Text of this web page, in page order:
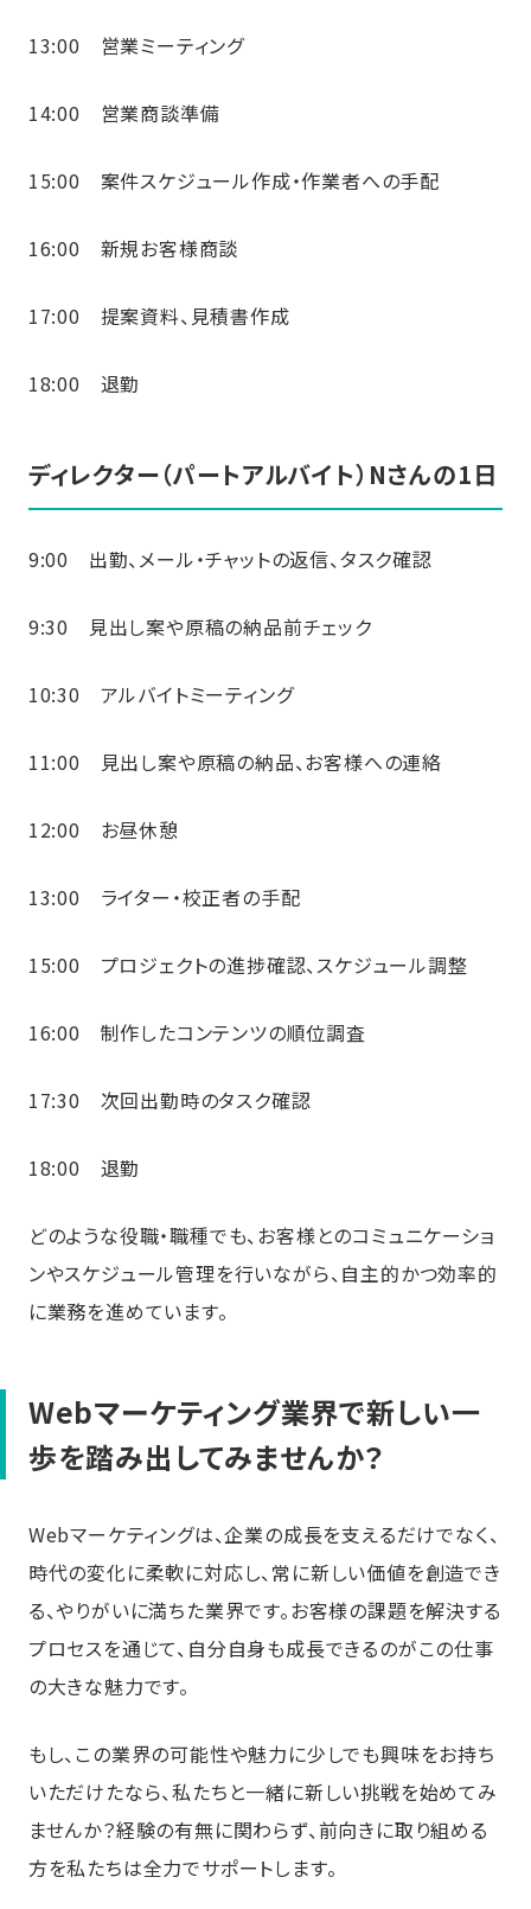
13:00 営業ミーティング
14:00 営業商談準備
15:00 案件スケジュール作成・作業者への手配
16:00 新規お客様商談
17:00 提案資料、見積書作成
18:00 退勤
ディレクター（パートアルバイト）Nさんの1日
9:00 出勤、メール・チャットの返信、タスク確認
9:30 見出し案や原稿の納品前チェック
10:30 アルバイトミーティング
11:00 見出し案や原稿の納品、お客様への連絡
12:00 お昼休憩
13:00 ライター・校正者の手配
15:00 プロジェクトの進捗確認、スケジュール調整
16:00 制作したコンテンツの順位調査
17:30 次回出勤時のタスク確認
18:00 退勤
どのような役職・職種でも、お客様とのコミュニケーショ
ンやスケジュール管理を行いながら、自主的かつ効率的
に業務を進めています。
Webマーケティング業界で新しい一
歩を踏み出してみませんか？
Webマーケティングは、企業の成長を支えるだけでなく、
時代の変化に柔軟に対応し、常に新しい価値を創造でき
る、やりがいに満ちた業界です。お客様の課題を解決する
プロセスを通じて、自分自身も成長できるのがこの仕事
の大きな魅力です。
もし、この業界の可能性や魅力に少しでも興味をお持ち
いただけたなら、私たちと一緒に新しい挑戦を始めてみ
ませんか？経験の有無に関わらず、前向きに取り組める
方を私たちは全力でサポートします。